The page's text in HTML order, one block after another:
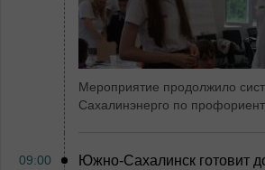
Мероприятие продолжило
Сахалинэнерго по
09:00
Южно-Сахалинск готовит